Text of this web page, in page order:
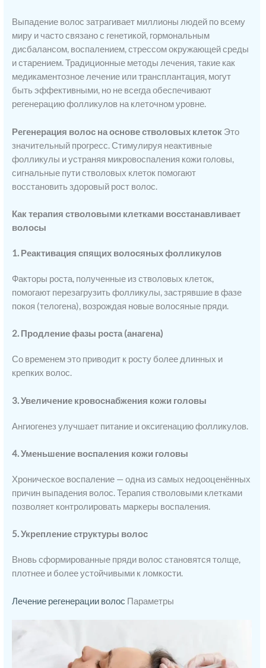
Выпадение волос затрагивает миллионы людей по всему
миру и часто связано с генетикой, гормональным
дисбалансом, воспалением, стрессом окружающей среды
и старением. Традиционные методы лечения, такие как
медикаментозное лечение или трансплантация, могут
быть эффективными, но не всегда обеспечивают
регенерацию фолликулов на клеточном уровне.
Регенерация волос на основе стволовых клеток Это
значительный прогресс. Стимулируя неактивные
фолликулы и устраняя микровоспаления кожи головы,
сигнальные пути стволовых клеток помогают
восстановить здоровый рост волос.
Как терапия стволовыми клетками восстанавливает
волосы
1. Реактивация спящих волосяных фолликулов
Факторы роста, полученные из стволовых клеток,
помогают перезагрузить фолликулы, застрявшие в фазе
покоя (телогена), возрождая новые волосяные пряди.
2. Продление фазы роста (анагена)
Со временем это приводит к росту более длинных и
крепких волос.
3. Увеличение кровоснабжения кожи головы
Ангиогенез улучшает питание и оксигенацию фолликулов.
4. Уменьшение воспаления кожи головы
Хроническое воспаление — одна из самых недооценённых
причин выпадения волос. Терапия стволовыми клетками
позволяет контролировать маркеры воспаления.
5. Укрепление структуры волос
Вновь сформированные пряди волос становятся толще,
плотнее и более устойчивыми к ломкости.
Лечение регенерации волос Параметры